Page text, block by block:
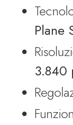
Plane
3.840